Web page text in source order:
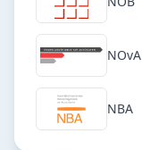
NOvA
NBA